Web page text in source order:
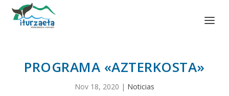
PROGRAMA «AZTERKOSTA»
Nov 18, 2020 | Noticias